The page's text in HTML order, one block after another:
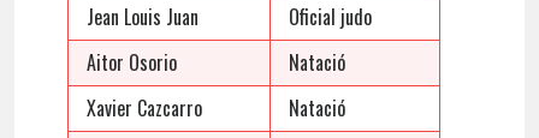
Jean Louis Juan
Oficial judo
Aitor Osorio
Natació
Xavier Cazcarro
Natació